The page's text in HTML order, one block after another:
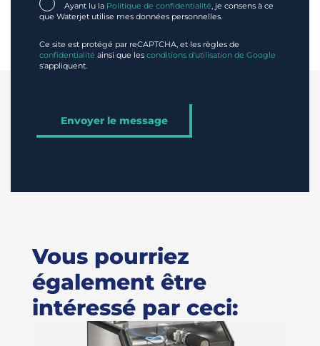
Ayant lu la Politique de confidentialité, je consens à ce
que Waterjet utilise mes données personnelles.
Ce site est protégé par reCAPTCHA, et les règles de
confidentialité ainsi que les conditions d'utilisation de Google
s'appliquent.
Vous pourriez
également être
intéressé par ceci: